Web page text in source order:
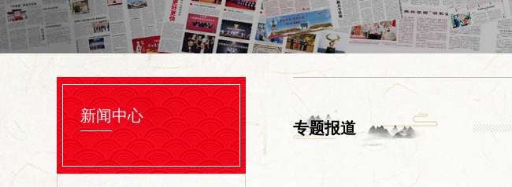
新闻中心
专题报道